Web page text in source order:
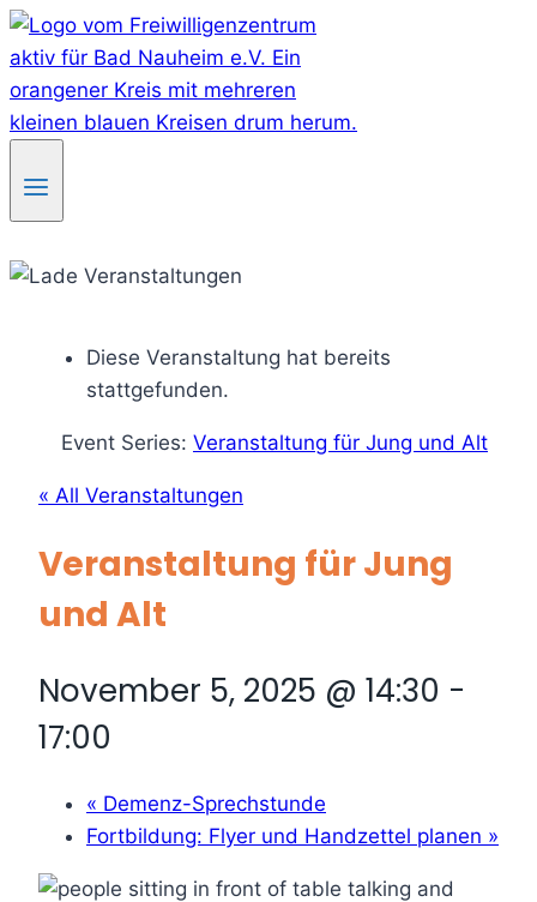
Skip
to
content
Diese Veranstaltung hat bereits
stattgefunden.
Event Series: Veranstaltung für Jung und Alt
« All Veranstaltungen
Veranstaltung für Jung
und Alt
November 5, 2025 @ 14:30 -
17:00
« Demenz-Sprechstunde
Fortbildung: Flyer und Handzettel planen »